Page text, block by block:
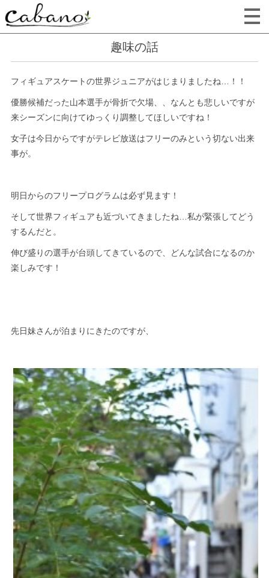
趣味の話
フィギュアスケートの世界ジュニアがはじまりましたね…！！
優勝候補だった山本選手が骨折で欠場、、なんとも悲しいですが
来シーズンに向けてゆっくり調整してほしいですね！
女子は今日からですがテレビ放送はフリーのみという切ない出来
事が。
明日からのフリープログラムは必ず見ます！
そして世界フィギュアも近づいてきましたね…私が緊張してどう
するんだと。
伸び盛りの選手が台頭してきているので、どんな試合になるのか
楽しみです！
先日妹さんが泊まりにきたのですが、